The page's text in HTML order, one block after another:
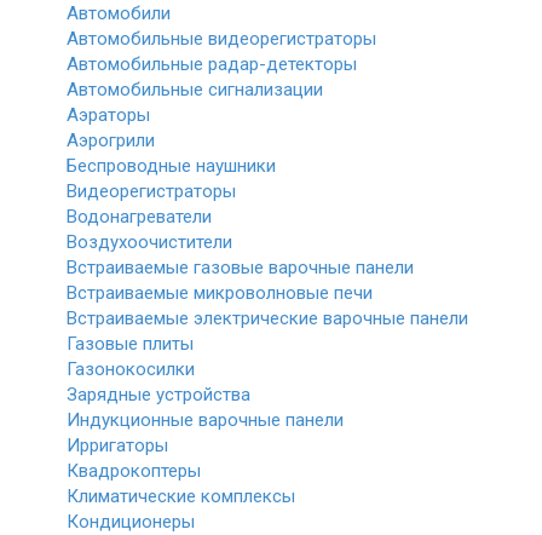
Автомобили
Автомобильные видеорегистраторы
Автомобильные радар-детекторы
Автомобильные сигнализации
Аэраторы
Аэрогрили
Беспроводные наушники
Видеорегистраторы
Водонагреватели
Воздухоочистители
Встраиваемые газовые варочные панели
Встраиваемые микроволновые печи
Встраиваемые электрические варочные панели
Газовые плиты
Газонокосилки
Зарядные устройства
Индукционные варочные панели
Ирригаторы
Квадрокоптеры
Климатические комплексы
Кондиционеры